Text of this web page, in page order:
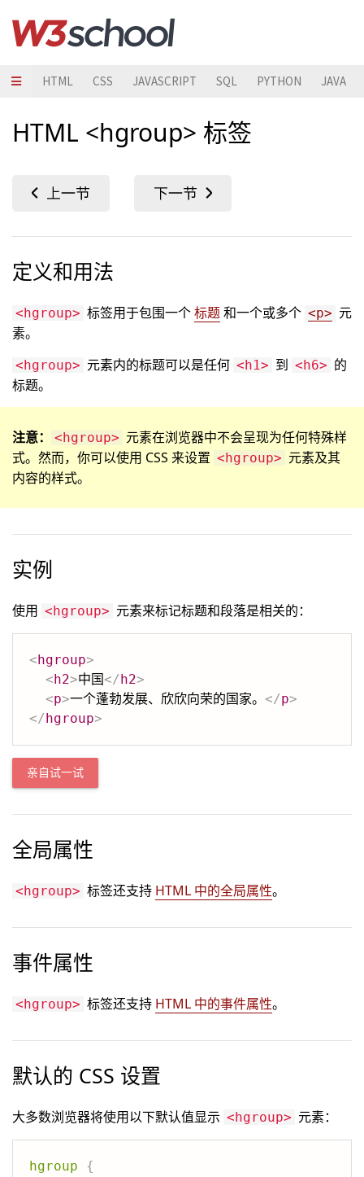
HTML CSS JAVASCRIPT SQL PYTHON JAVA
HTML <hgroup> 标签
定义和用法
<hgroup> 标签用于包围一个标题和一个或多个 <p> 元
素。
<hgroup> 元素内的标题可以是任何 <h1> 到 <h6> 的
标题。
注意： <hgroup> 元素在浏览器中不会呈现为任何特殊样
式。然而，你可以使用 CSS 来设置 <hgroup> 元素及其
内容的样式。
实例
使用 <hgroup> 元素来标记标题和段落是相关的：
<hgroup>
<h2>中国</h2>
<p>一个蓬勃发展、欣欣向荣的国家。 </p>
</hgroup>
亲自试一试
全局属性
<hgroup> 标签还支持 HTML 中的全局属性。
事件属性
<hgroup> 标签还支持 HTML 中的事件属性。
默认的 CSS 设置
大多数浏览器将使用以下默认值显示 <hgroup> 元素：
hgroup
{